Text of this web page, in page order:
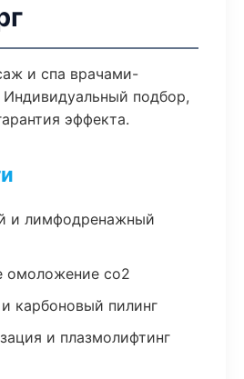
и спа врачами-
подбор,
эффекта.
и лимфодренажный
омоложение co2
карбоновый пилинг
и плазмолифтинг